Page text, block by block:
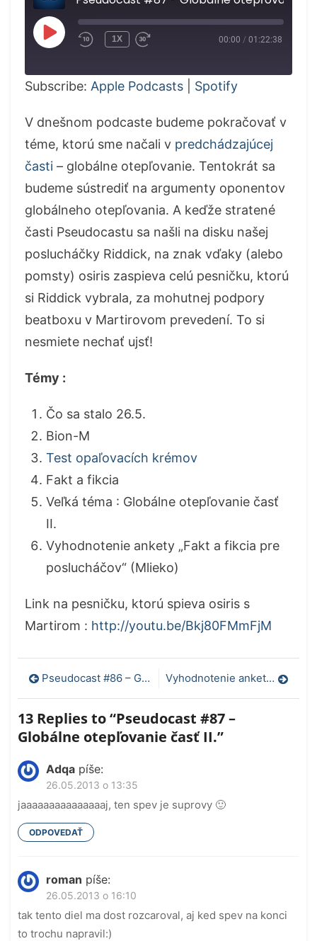
PLAY
EPISODE
1X 00:00 / 01:22:38
Subscribe: Apple Podcasts Spotify
V dnešnom podcaste budeme pokračovať v
téme, ktorú sme načali v predchádzajúcej
časti – globálne otepľovanie. Tentokrát sa
budeme sústrediť na argumenty oponentov
globálneho otepľovania. A keďže stratené
časti Pseudocastu sa našli na disku našej
poslucháčky Riddick, na znak vďaky (alebo
pomsty) osiris zaspieva celú pesničku, ktorú
si Riddick vybrala, za mohutnej podpory
beatboxu v Martirovom prevedení. To si
nesmiete nechať ujsť!
Témy :
Čo sa stalo 26.5.
Bion-M
Test opaľovacích krémov
Fakt a fikcia
Veľká téma : Globálne otepľovanie časť
II.
Vyhodnotenie ankety „Fakt a fikcia pre
poslucháčov“ (Mlieko)
Link na pesničku, ktorú spieva osiris s
Martirom : http://youtu.be/Bkj80FMmFjM
Navigácia
v
článku
Pseudocast #86 – Globálne otepľovanie časť I. Vyhodnotenie ankety ohľadom globálneho otepľovania
13 Replies to “Pseudocast #87 –
Globálne otepľovanie časť II.”
Adqa píše:
26.05.2013 o 13:35
jaaaaaaaaaaaaaaaj, ten spev je suprovy 🙂
ODPOVEDAŤ
roman píše:
26.05.2013 o 16:10
tak tento diel ma dost rozcaroval, aj ked spev na konci
to trochu napravil:)